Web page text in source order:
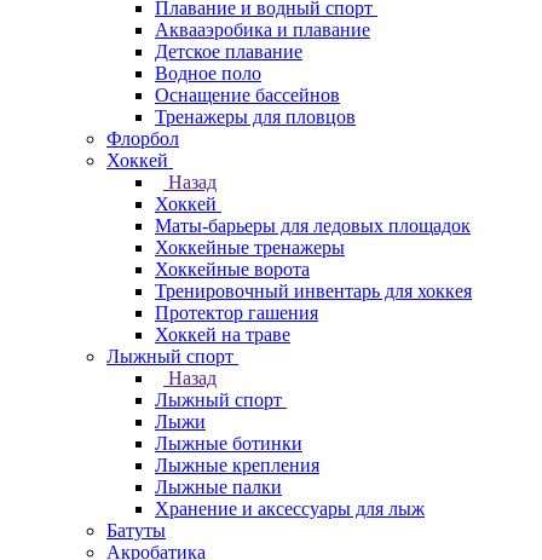
Плавание и водный спорт
Аквааэробика и плавание
Детское плавание
Водное поло
Оснащение бассейнов
Тренажеры для пловцов
Флорбол
Хоккей
Назад
Хоккей
Маты-барьеры для ледовых площадок
Хоккейные тренажеры
Хоккейные ворота
Тренировочный инвентарь для хоккея
Протектор гашения
Хоккей на траве
Лыжный спорт
Назад
Лыжный спорт
Лыжи
Лыжные ботинки
Лыжные крепления
Лыжные палки
Хранение и аксессуары для лыж
Батуты
Акробатика